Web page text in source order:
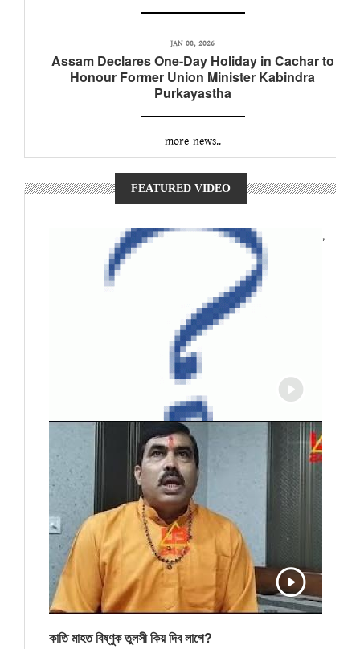
JAN 08, 2026
Assam Declares One-Day Holiday in Cachar to
Honour Former Union Minister Kabindra
Purkayastha
more news..
FEATURED VIDEO
,
কাতি মাহত বিষ্ণুক তুলসী কিয় দিব লাগে?